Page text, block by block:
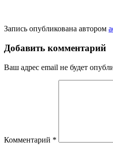
Запись опубликована автором
Добавить комментарий
Ваш адрес email не будет
Комментарий *